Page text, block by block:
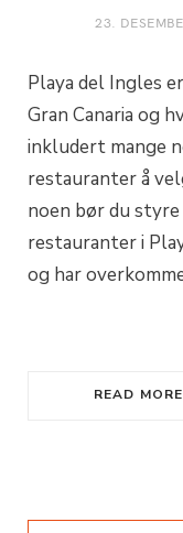
23.
Playa del Ingles
Gran Canaria og
inkludert mange
restauranter å
noen bør du
restauranter i
og har
READ MORE